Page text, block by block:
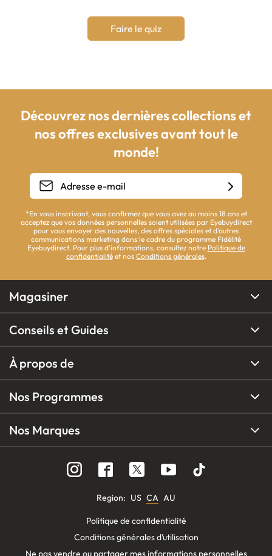
Faire le quiz
Découvrez nos dernières collections et
nos offres exclusives avant tout le
monde!
*En vous inscrivant, vous confirmez que vous avez au moins 18 ans et
acceptez que vos données personnelles soient utilisées par Eyebuydirect
pour vous envoyer des nouvelles, des offres spéciales et d'autres
communications marketing dans le cadre du programme Fidélité
Eyebuydirect. Pour plus d'informations, consultez notre Politique de
confidentialitéet nos Conditions générales.
Magasiner
Conseils et Guides
À propos de
Nos Programmes
Nos Marques
Region: US CA AU
Politique de confidentialité
Conditions générales d’utilisation
Ne pas vendre ou partager mes informations personnelles